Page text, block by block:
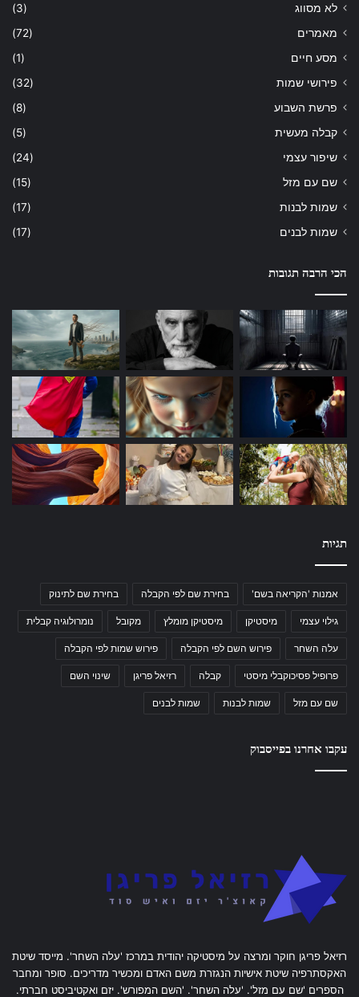
לא מסווג
(3)
מאמרים
(72)
מסע חיים
(1)
פירושי שמות
(32)
פרשת השבוע
(8)
קבלה מעשית
(5)
שיפור עצמי
(24)
שם עם מזל
(15)
שמות לבנות
(17)
שמות לבנים
(17)
הכי הרבה תגובות
תגיות
אמנות 'הקריאה בשם' בחירת שם לפי הקבלה בחירת שם לתינוק
גילוי עצמי מיסטיקן מיסטיקן מומלץ מקובל נומרולוגיה קבלית
עלה השחר פירוש השם לפי הקבלה פירוש שמות לפי הקבלה
פרופיל פסיכוקבלי מיסטי קבלה רזיאל פריגן שינוי השם
שם עם מזל שמות לבנות שמות לבנים
עקבו אחרנו בפייסבוק
רזיאל פריגן חוקר ומרצה על מיסטיקה יהודית במרכז 'עלה השחר'. מייסד שיטת
האקסתרפיה שיטת אישיות הנגזרת משם האדם ומכשיר מדריכים. סופר ומחבר
הספרים 'שם עם מזל'. 'עלה השחר'. 'השם המפורש'. יזם ואקטיביסט חברתי.